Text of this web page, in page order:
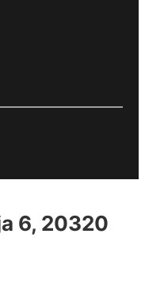
6, 20320